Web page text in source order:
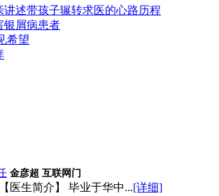
金彦超 互联网门
医生简介】 毕业于华中...[详细]